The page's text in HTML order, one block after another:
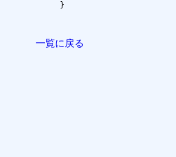
}
一覧に戻る